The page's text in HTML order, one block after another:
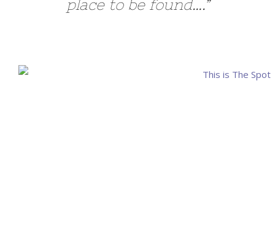
place to be found….”